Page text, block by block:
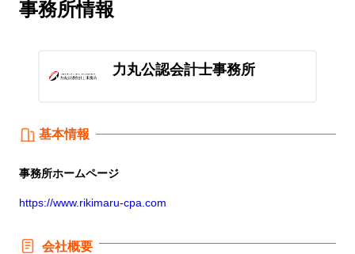
事務所情報
力丸公認会計士事務所
基本情報
事務所ホームページ
https://www.rikimaru-cpa.com
会社概要